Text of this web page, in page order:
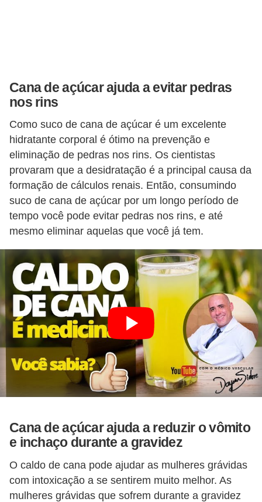
Cana de açúcar ajuda a evitar pedras
nos rins
Como suco de cana de açúcar é um excelente
hidratante corporal é ótimo na prevenção e
eliminação de pedras nos rins. Os cientistas
provaram que a desidratação é a principal causa da
formação de cálculos renais. Então, consumindo
suco de cana de açúcar por um longo período de
tempo você pode evitar pedras nos rins, e até
mesmo eliminar aquelas que você já tem.
Cana de açúcar ajuda a reduzir o vômito
e inchaço durante a gravidez
O caldo de cana pode ajudar as mulheres grávidas
com intoxicação a se sentirem muito melhor. As
mulheres grávidas que sofrem durante a gravidez